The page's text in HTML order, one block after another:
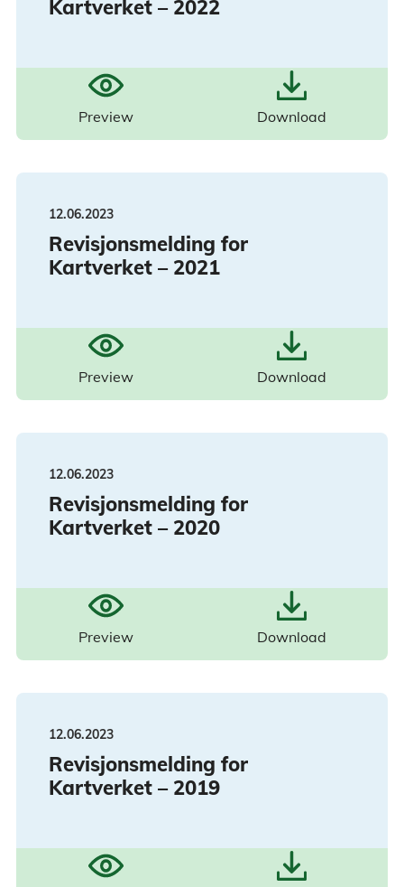
Kartverket – 2022
Preview Download
12.06.2023
Revisjonsmelding for
Kartverket – 2021
Preview Download
12.06.2023
Revisjonsmelding for
Kartverket – 2020
Preview Download
12.06.2023
Revisjonsmelding for
Kartverket – 2019